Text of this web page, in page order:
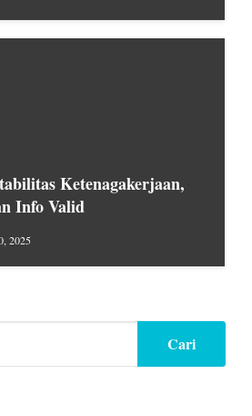
Ketenagakerjaan,
Info Valid
2025
Cari